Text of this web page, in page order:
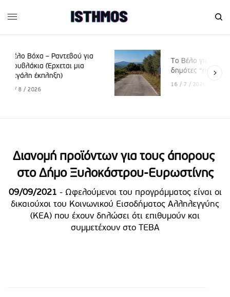
για
μια
Το Βέλο γιορτάζει, οι
δημότες “πενθούν”
16 / 7 / 2026
Διανομή προϊόντων για τους άπορους
στο Δήμο Ξυλοκάστρου-Ευρωστίνης
09/09/2021 - Ωφελούμενοι του προγράμματος είναι οι
δικαιούχοι του Κοινωνικού Εισοδήματος Αλληλεγγύης
(ΚΕΑ) που έχουν δηλώσει ότι επιθυμούν και
συμμετέχουν στο ΤΕΒΑ